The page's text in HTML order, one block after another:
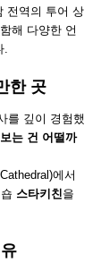
전역의 투어 상
해 다양한 언
한 곳
를 깊이 경험했
는 건 어떨까
에서
스타키친을